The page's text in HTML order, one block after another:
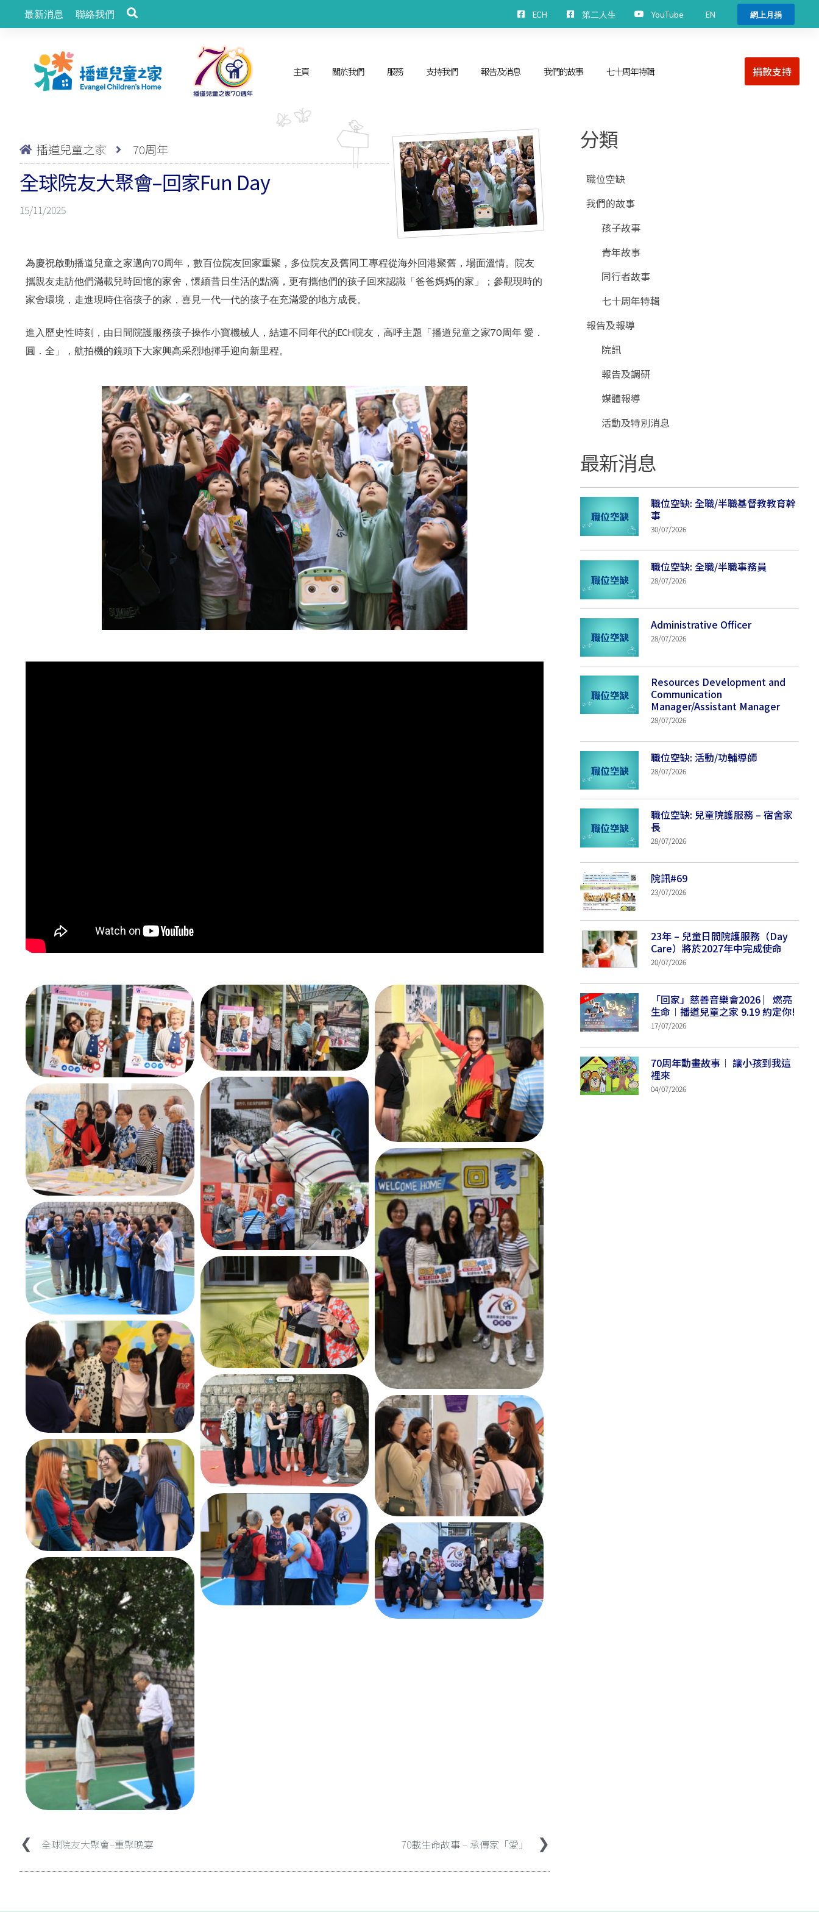
最新消息 聯絡我們 ECH 第二人生 YouTube EN 網上月捐
主頁 關於我們 服務 支持我們 報告及消息 我們的故事 七十周年特輯 捐款支持
播道兒童之家 70周年
全球院友大聚會–回家Fun Day
15/11/2025
為慶祝啟動播道兒童之家邁向70周年，數百位院友回家重聚，多位院友及舊同工專程從海外回港聚舊，場面溫情。院友
攜親友走訪他們滿載兒時回憶的家舍，懷緬昔日生活的點滴，更有攜他們的孩子回來認識「爸爸媽媽的家」；參觀現時的
家舍環境，走進現時住宿孩子的家，喜見一代一代的孩子在充滿愛的地方成長。
進入歷史性時刻，由日間院護服務孩子操作小寶機械人，結連不同年代的ECH院友，高呼主題「播道兒童之家70周年 愛．
圓．全」，航拍機的鏡頭下大家興高采烈地揮手迎向新里程。
70載生命故事 – 承傳家「愛」
全球院友大聚會–重聚晚宴
分類
職位空缺
我們的故事
孩子故事
青年故事
同行者故事
七十周年特輯
報告及報導
院訊
報告及調研
媒體報導
活動及特別消息
最新消息
職位空缺: 全職/半職基督教教育幹
事
30/07/2026
職位空缺: 全職/半職事務員
28/07/2026
Administrative Officer
28/07/2026
Resources Development and
Communication
Manager/Assistant Manager
28/07/2026
職位空缺: 活動/功輔導師
28/07/2026
職位空缺: 兒童院護服務 – 宿舍家
長
28/07/2026
院訊#69
23/07/2026
23年 – 兒童日間院護服務（Day
Care）將於2027年中完成使命
20/07/2026
「回家」慈善音樂會2026 ︳燃亮
生命︱播道兒童之家 9.19 約定你!
17/07/2026
70周年動畫故事︱ 讓小孩到我這
裡來
04/07/2026